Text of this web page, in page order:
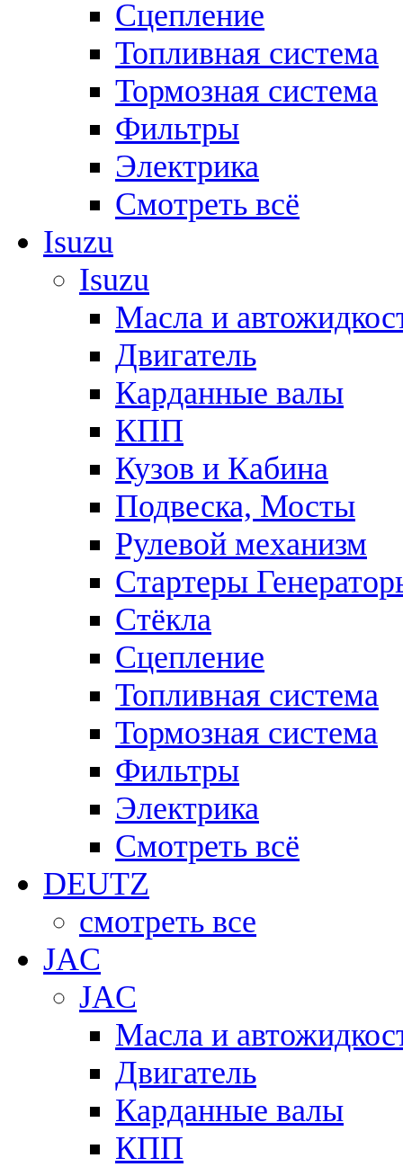
Сцепление
Топливная система
Тормозная система
Фильтры
Электрика
Смотреть всё
Isuzu
Isuzu
Масла и
Двигатель
Карданные валы
КПП
Кузов и Кабина
Подвеска, Мосты
Рулевой механизм
Стартеры
Стёкла
Сцепление
Топливная система
Тормозная система
Фильтры
Электрика
Смотреть всё
DEUTZ
смотреть все
JAC
JAC
Масла и
Двигатель
Карданные валы
КПП